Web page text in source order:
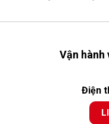
Vận hành
Điện